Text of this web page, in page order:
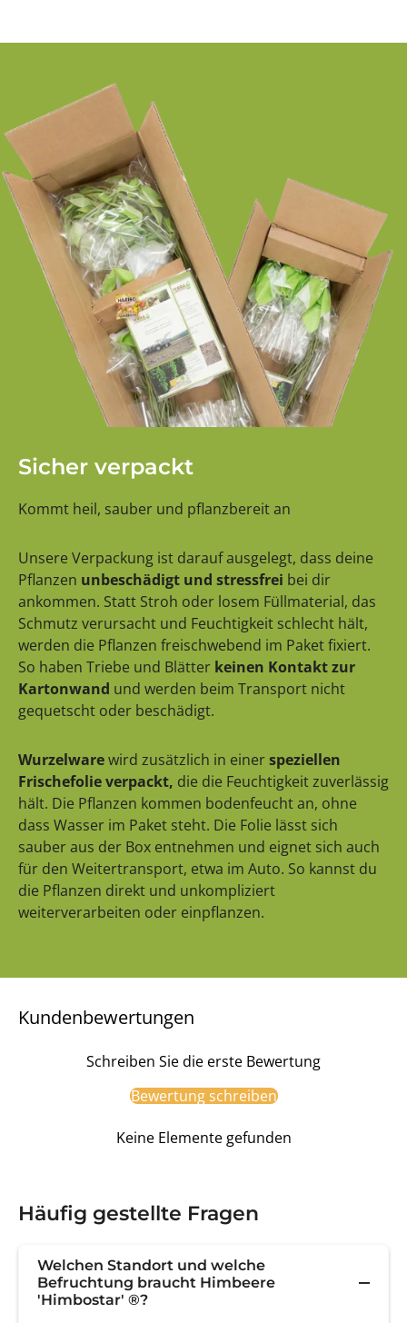
Sicher verpackt
Kommt heil, sauber und pflanzbereit an
Unsere Verpackung ist darauf ausgelegt, dass deine
Pflanzen unbeschädigt und stressfrei bei dir
ankommen. Statt Stroh oder losem Füllmaterial, das
Schmutz verursacht und Feuchtigkeit schlecht hält,
werden die Pflanzen freischwebend im Paket fixiert.
So haben Triebe und Blätter keinen Kontakt zur
Kartonwand und werden beim Transport nicht
gequetscht oder beschädigt.
Wurzelwarewird zusätzlich in einerspeziellen
Frischefolie verpackt, die die Feuchtigkeit zuverlässig
hält. Die Pflanzen kommen bodenfeucht an, ohne
dass Wasser im Paket steht. Die Folie lässt sich
sauber aus der Box entnehmen und eignet sich auch
für den Weitertransport, etwa im Auto. So kannst du
die Pflanzen direkt und unkompliziert
weiterverarbeiten oder einpflanzen.
Kundenbewertungen
Schreiben Sie die erste Bewertung
Bewertung schreiben
Keine Elemente gefunden
Häufig gestellte Fragen
Welchen Standort und welche
Befruchtung braucht Himbeere
'Himbostar' ®?